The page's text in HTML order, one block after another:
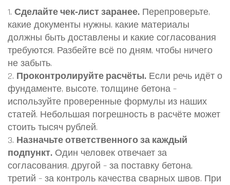
1. Сделайте чек‑лист заранее. Перепроверьте,
какие документы нужны, какие материалы
должны быть доставлены и какие согласования
требуются. Разбейте всё по дням, чтобы ничего
не забыть.
2. Проконтролируйте расчёты. Если речь идёт о
фундаменте, высоте, толщине бетона –
используйте проверенные формулы из наших
статей. Небольшая погрешность в расчёте может
стоить тысяч рублей.
3. Назначьте ответственного за каждый
подпункт. Один человек отвечает за
согласования, другой – за поставку бетона,
третий – за контроль качества сварных швов. При